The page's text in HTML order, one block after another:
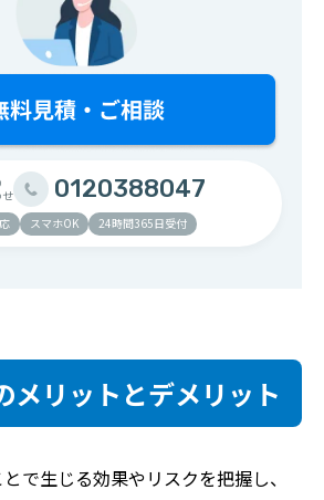
0120388047
スマホOK 24時間365日受付
メリットとデメリット
で生じる効果やリスクを把握し、